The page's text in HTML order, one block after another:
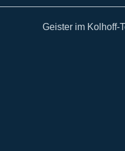
Geister im Kolhoff-